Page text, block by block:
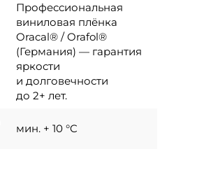
Профессиональная
виниловая плёнка
Oracal® / Orafol®
(Германия) — гарантия
яркости
и долговечности
до 2+ лет.
мин. + 10 °C